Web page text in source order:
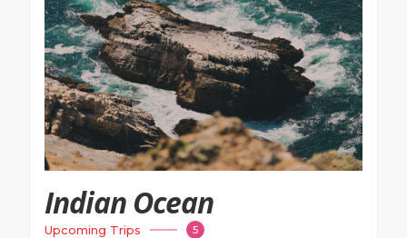
Indian Ocean
Upcoming Trips 5